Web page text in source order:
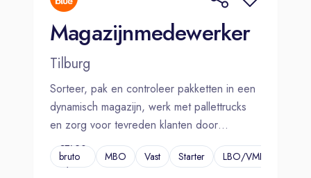
Magazijnmedewerker
Tilburg
Sorteer, pak en controleer pakketten in een
dynamisch magazijn, werk met pallettrucks
en zorg voor tevreden klanten door
nauwkeurig en veilig te opereren.
€2750
bruto
p/m
MBO Vast Starter LBO/VMBO